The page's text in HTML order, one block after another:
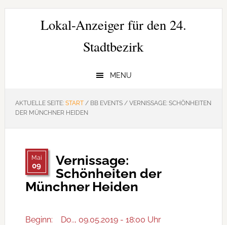
Zur
Hauptnavigation
Zum
Zur
SeitenspalteLokal-Anzeiger für den 24.
Stadtbezirk
MENU
AKTUELLE SEITE: START /BB EVENTS /VERNISSAGE: SCHÖNHEITEN
DER MÜNCHNER HEIDEN
Mai
09
Vernissage:
Schönheiten der
Münchner Heiden
Beginn:
Do.., 09.05.2019 - 18:00 Uhr